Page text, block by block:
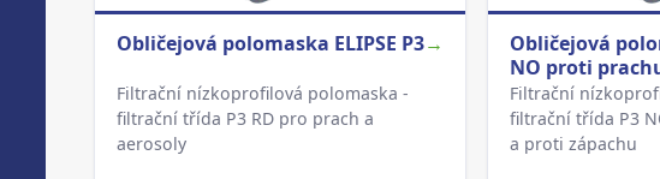
Obličejová polomaska ELIPSE P3→
Filtrační nízkoprofilová polomaska -
filtrační třída P3 RD pro prach a
aerosoly
Obličejová
NO proti
Filtrační
filtrační třída P3
a proti zápachu